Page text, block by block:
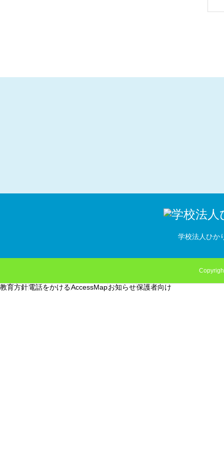
学校法人ひか
教育方針電話をかけるAccessMapお知らせ保護者向け